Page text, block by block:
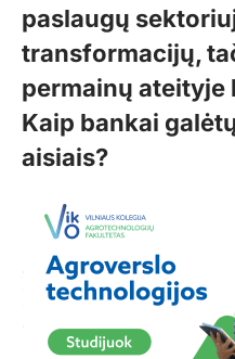
paslaugų
transformacijų,
permainų ateityje
Kaip bankai
aisiais?